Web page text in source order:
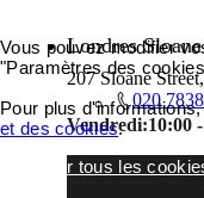
Londres
207 Sloane
020
Vendredi:10:00
Vous pouvez modifier
"Paramètres des
Pour plus
et des cookies.
Accepter tous les